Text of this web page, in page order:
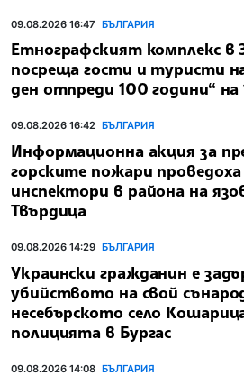
09.08.2026 16:47 БЪЛГАРИЯ
Етнографският комплекс в
посреща гости и туристи
ден отпреди 100 години“
09.08.2026 16:42 БЪЛГАРИЯ
Информационна акция за
горските пожари проведоха
инспектори в района на
Твърдица
09.08.2026 14:29 БЪЛГАРИЯ
Украински гражданин е
убийството на свой
несебърското село
полицията в Бургас
09.08.2026 14:08 БЪЛГАРИЯ